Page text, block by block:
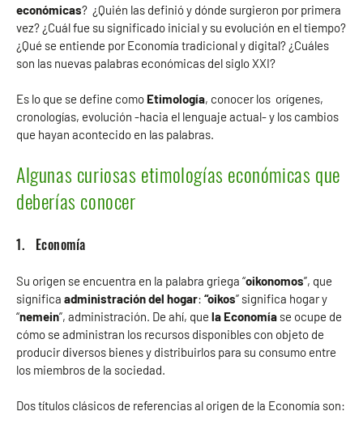
económicas? ¿Quién las definió y dónde surgieron por primera
vez? ¿Cuál fue su significado inicial y su evolución en el tiempo?
¿Qué se entiende por Economía tradicional y digital? ¿Cuáles
son las nuevas palabras económicas del siglo XXI?
Es lo que se define como Etimología, conocer los orígenes,
cronologías, evolución -hacia el lenguaje actual- y los cambios
que hayan acontecido en las palabras.
Algunas curiosas etimologías económicas que
deberías conocer
1. Economía
Su origen se encuentra en la palabra griega “oikonomos”, que
significa administración del hogar: “oikos” significa hogar y
“nemein”, administración. De ahí, que la Economía se ocupe de
cómo se administran los recursos disponibles con objeto de
producir diversos bienes y distribuirlos para su consumo entre
los miembros de la sociedad.
Dos títulos clásicos de referencias al origen de la Economía son: